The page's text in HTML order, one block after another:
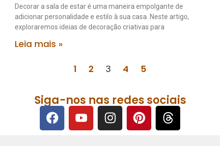
Decorar a sala de estar é uma maneira empolgante de
adicionar personalidade e estilo à sua casa. Neste artigo,
exploraremos ideias de decoração criativas para
Leia mais »
1 2 3 4 5
Siga-nos nas redes sociais